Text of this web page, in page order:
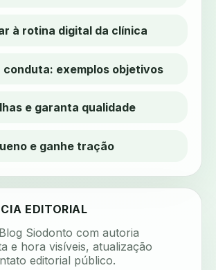
à rotina digital da clínica
conduta: exemplos objetivos
e garanta qualidade
e ganhe tração
EDITORIAL
Siodonto com autoria
e hora visíveis, atualização
editorial público.